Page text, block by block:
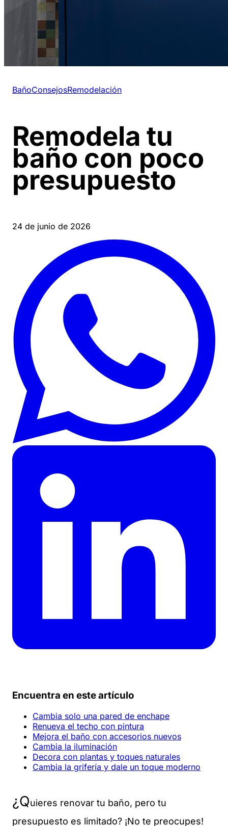
BañoConsejosRemodelación
Remodela tu
baño con poco
presupuesto
24 de junio de 2026
¿Quieres renovar tu baño, pero tu
presupuesto es limitado? ¡No te preocupes!
Encuentra en este artículo
Cambia solo una pared de enchape
Renueva el techo con pintura
Mejora el baño con accesorios nuevos
Cambia la iluminación
Decora con plantas y toques naturales
Cambia la grifería y dale un toque moderno